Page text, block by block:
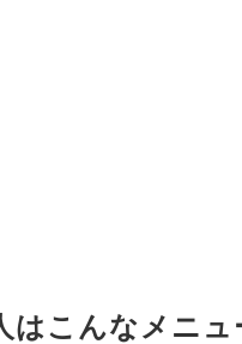
はこんなメニ